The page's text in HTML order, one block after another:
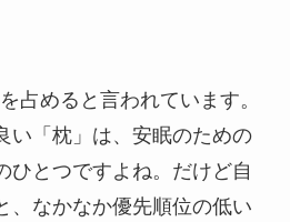
占めると言われています。
い「枕」は、安眠のための
ひとつですよね。だけど自
、なかなか優先順位の低い